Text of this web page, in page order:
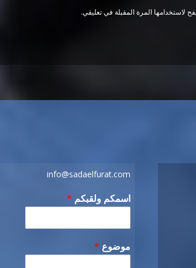
لاستخدامها المرة المقبلة في تعليقي.
info@sadaelfurat.com
اسمكم ولقبكم *
موضوع *